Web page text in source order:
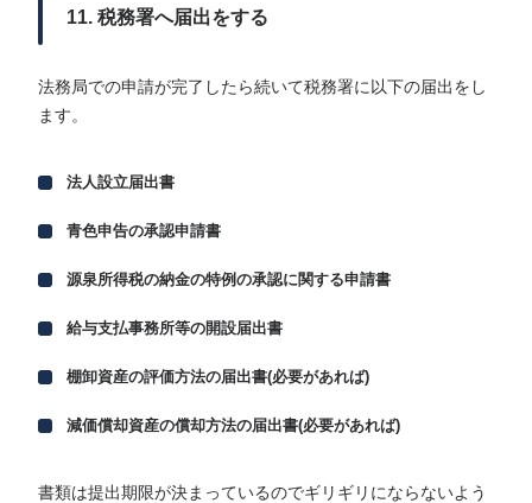
11. 税務署へ届出をする
法務局での申請が完了したら続いて税務署に以下の届出をし
ます。
法人設立届出書
青色申告の承認申請書
源泉所得税の納金の特例の承認に関する申請書
給与支払事務所等の開設届出書
棚卸資産の評価方法の届出書(必要があれば)
減価償却資産の償却方法の届出書(必要があれば)
書類は提出期限が決まっているのでギリギリにならないよう